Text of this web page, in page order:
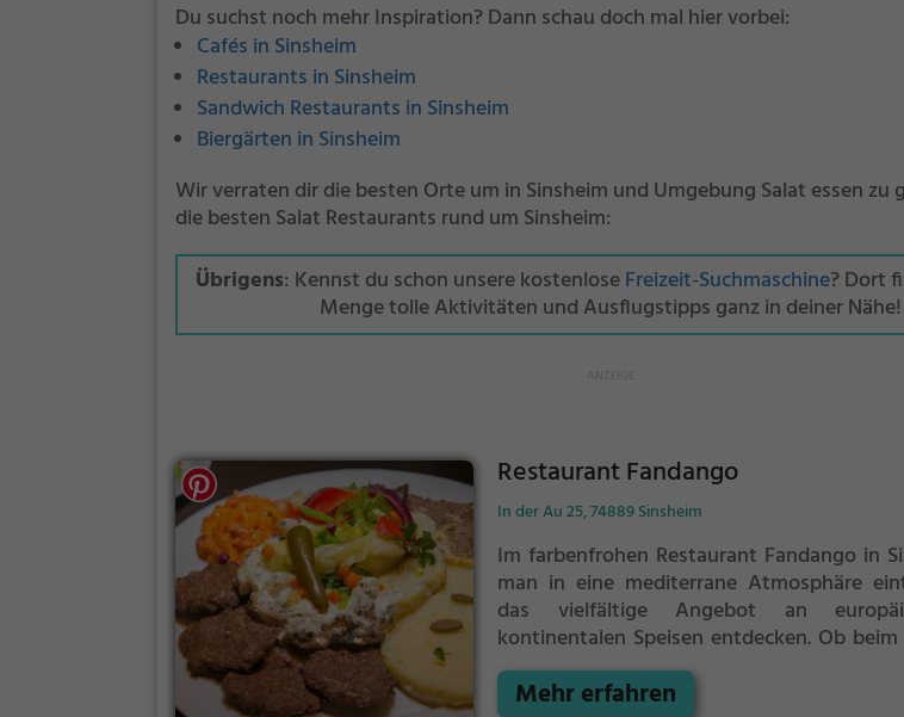
Du suchst noch mehr Inspiration? Dann schau doch mal hier vorbei:
Cafés in Sinsheim
Restaurants in Sinsheim
Sandwich Restaurants in Sinsheim
Biergärten in Sinsheim
Wir verraten dir die besten Orte um in Sinsheim und Umgebung Salat essen zu
die besten Salat Restaurants rund um Sinsheim:
Übrigens: Kennst du schon unsere kostenloseFreizeit-Suchmaschine? Dort
Menge tolle Aktivitäten und Ausflugstipps ganz in deiner Nähe!
Restaurant Fandango
In der Au 25, 74889 Sinsheim
Im farbenfrohen Restaurant Fandango in
man in eine mediterrane Atmosphäre
das vielfältige Angebot an
kontinentalen Speisen entdecken. Ob
oder bei Kerzenlicht auf der Terrasse, hier
auf seine kulinarischen Kosten. Die
Mehr erfahren